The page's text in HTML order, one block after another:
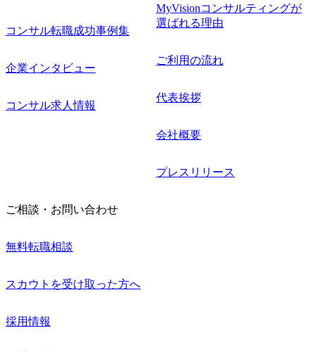
コンサル転職成功事例集
企業インタビュー
コンサル求人情報
MyVisionコンサルティングが
選ばれる理由
ご利用の流れ
代表挨拶
会社概要
プレスリリース
ご相談・お問い合わせ
無料転職相談
スカウトを受け取った方へ
採用情報